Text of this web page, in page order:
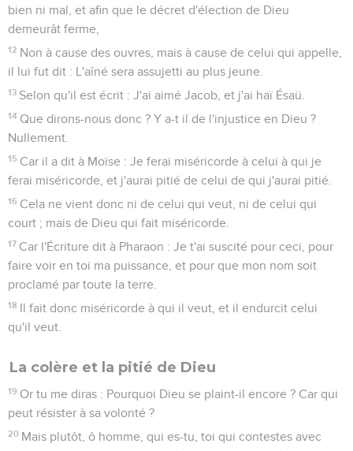
bien ni mal, et afin que le décret d'élection de Dieu
demeurât ferme,
12 Non à cause des ouvres, mais à cause de celui qui appelle,
il lui fut dit : L'aîné sera assujetti au plus jeune.
13 Selon qu'il est écrit : J'ai aimé Jacob, et j'ai haï Ésaü.
14 Que dirons-nous donc ? Y a-t il de l'injustice en Dieu ?
Nullement.
15 Car il a dit à Moïse : Je ferai miséricorde à celui à qui je
ferai miséricorde, et j'aurai pitié de celui de qui j'aurai pitié.
16 Cela ne vient donc ni de celui qui veut, ni de celui qui
court ; mais de Dieu qui fait miséricorde.
17 Car l'Écriture dit à Pharaon : Je t'ai suscité pour ceci, pour
faire voir en toi ma puissance, et pour que mon nom soit
proclamé par toute la terre.
18 Il fait donc miséricorde à qui il veut, et il endurcit celui
qu'il veut.
La colère et la pitié de Dieu
19 Or tu me diras : Pourquoi Dieu se plaint-il encore ? Car qui
peut résister à sa volonté ?
20 Mais plutôt, ô homme, qui es-tu, toi qui contestes avec